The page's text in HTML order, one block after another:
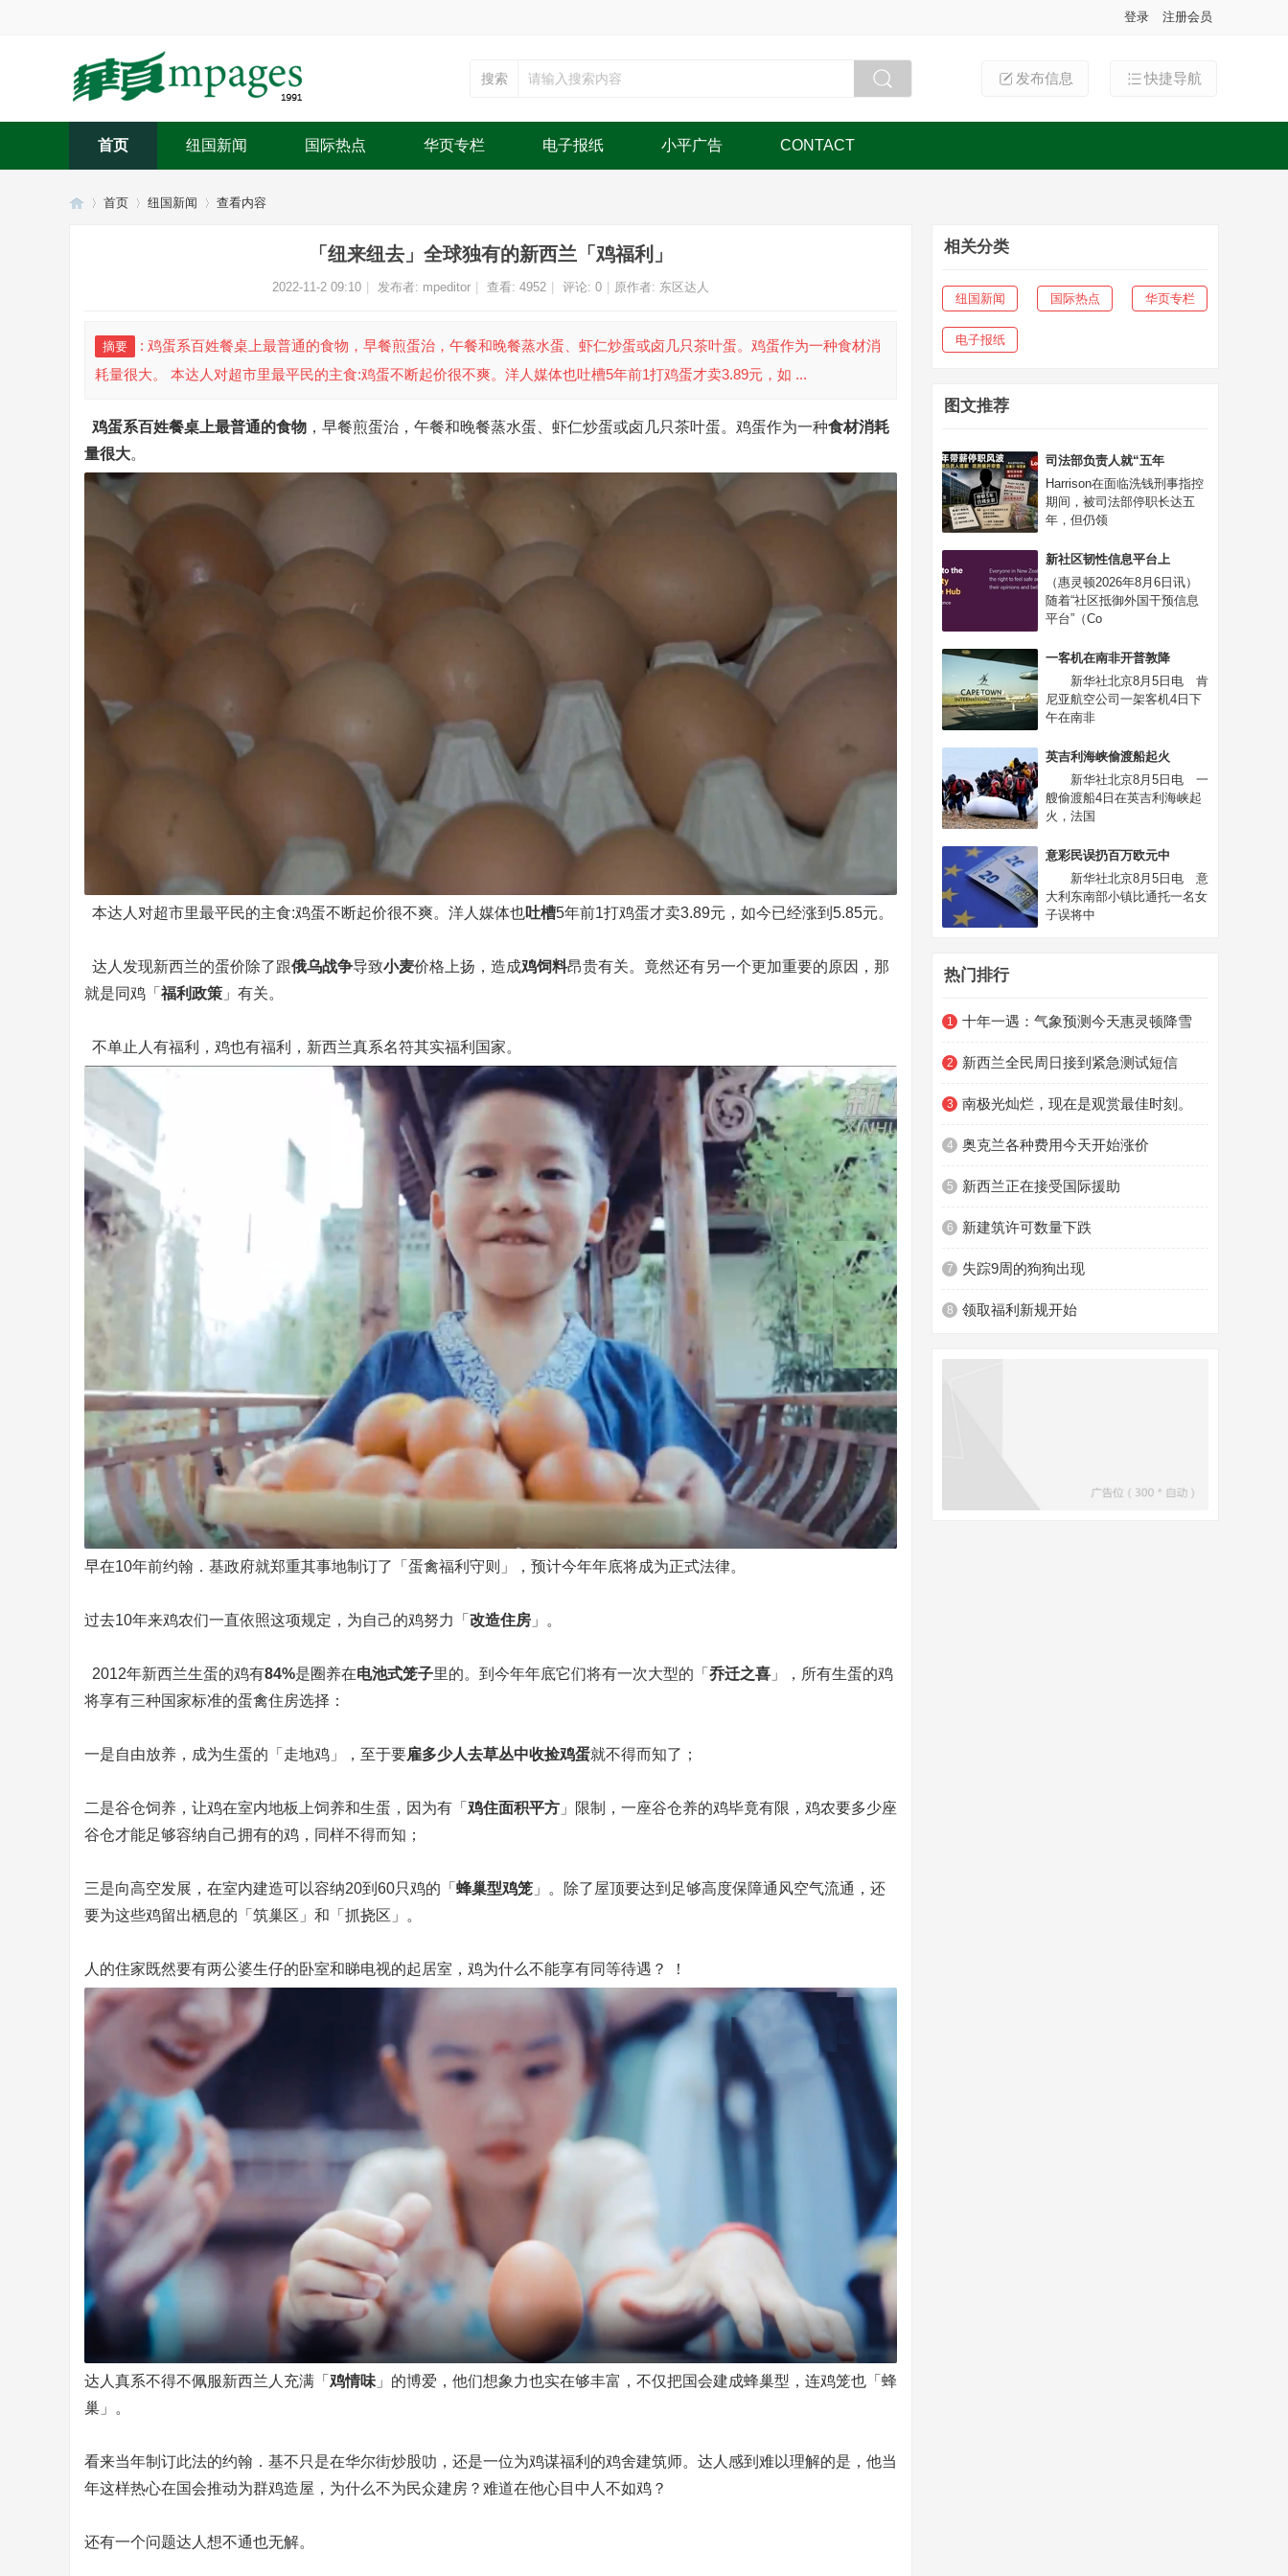
登录 注册会员
快捷导航
发布信息
搜索
首页 纽国新闻 国际热点 华页专栏 电子报纸 小平广告 CONTACT
首页 纽国新闻 查看内容
「纽来纽去」全球独有的新西兰「鸡福利」
2022-11-2 09:10 发布者: mpeditor 查看: 4952 评论: 0 原作者: 东区达人
摘要
: 鸡蛋系百姓餐桌上最普通的食物，早餐煎蛋治，午餐和晚餐蒸水蛋、虾仁炒蛋或卤几只茶叶蛋。鸡蛋作为一种食材消
耗量很大。 本达人对超市里最平民的主食:鸡蛋不断起价很不爽。洋人媒体也吐槽5年前1打鸡蛋才卖3.89元，如 ...
鸡蛋系百姓餐桌上最普通的食物 ，早餐煎蛋治，午餐和晚餐蒸水蛋、虾仁炒蛋或卤几只茶叶蛋。鸡蛋作为一种食材消耗
量很大。
本达人对超市里最平民的主食:鸡蛋不断起价很不爽。洋人媒体也吐槽5年前1打鸡蛋才卖3.89元，如今已经涨到5.85元。
达人发现新西兰的蛋价除了跟俄乌战争导致小麦价格上扬，造成鸡饲料昂贵有关。竟然还有另一个更加重要的原因，那
就是同鸡「 福利政策 」有关。
不单止人有福利，鸡也有福利，新西兰真系名符其实福利国家。
早在10年前约翰．基政府就郑重其事地制订了「蛋禽福利守则」，预计今年年底将成为正式法律。
过去10年来鸡农们一直依照这项规定，为自己的鸡努力「 改造住房 」。
2012年新西兰生蛋的鸡有84%是圈养在电池式笼子里的。到今年年底它们将有一次大型的「 乔迁之喜 」，所有生蛋的鸡
将享有三种国家标准的蛋禽住房选择：
一是自由放养，成为生蛋的「走地鸡」，至于要雇多少人去草丛中收捡鸡蛋就不得而知了；
二是谷仓饲养，让鸡在室内地板上饲养和生蛋，因为有「 鸡住面积平方 」限制，一座谷仓养的鸡毕竟有限，鸡农要多少座
谷仓才能足够容纳自己拥有的鸡，同样不得而知；
三是向高空发展，在室内建造可以容纳20到60只鸡的「 蜂巢型鸡笼 」。除了屋顶要达到足够高度保障通风空气流通，还
要为这些鸡留出栖息的「筑巢区」和「抓挠区」。
人的住家既然要有两公婆生仔的卧室和睇电视的起居室，鸡为什么不能享有同等待遇？ ！
达人真系不得不佩服新西兰人充满「 鸡情味 」的博爱，他们想象力也实在够丰富，不仅把国会建成蜂巢型，连鸡笼也「蜂
巢」。
看来当年制订此法的约翰．基不只是在华尔街炒股叻，还是一位为鸡谋福利的鸡舍建筑师。达人感到难以理解的是，他当
年这样热心在国会推动为群鸡造屋，为什么不为民众建房？难道在他心目中人不如鸡？
还有一个问题达人想不通也无解。
相关分类
纽国新闻 国际热点 华页专栏
电子报纸
图文推荐
司法部负责人就“五年
Harrison在面临洗钱刑事指控
期间，被司法部停职长达五
年，但仍领
新社区韧性信息平台上
（惠灵顿2026年8月6日讯）
随着“社区抵御外国干预信息
平台”（Co
一客机在南非开普敦降
新华社北京8月5日电 肯
尼亚航空公司一架客机4日下
午在南非
英吉利海峡偷渡船起火
新华社北京8月5日电 一
艘偷渡船4日在英吉利海峡起
火，法国
意彩民误扔百万欧元中
新华社北京8月5日电 意
大利东南部小镇比通托一名女
子误将中
热门排行
1 十年一遇：气象预测今天惠灵顿降雪
2 新西兰全民周日接到紧急测试短信
3 南极光灿烂，现在是观赏最佳时刻。
4 奥克兰各种费用今天开始涨价
5 新西兰正在接受国际援助
6 新建筑许可数量下跌
7 失踪9周的狗狗出现
8 领取福利新规开始